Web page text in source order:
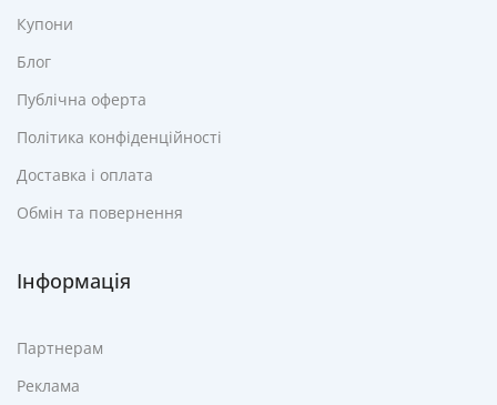
Купони
Блог
Публічна оферта
Політика конфіденційності
Доставка і оплата
Обмін та повернення
Інформація
Партнерам
Реклама